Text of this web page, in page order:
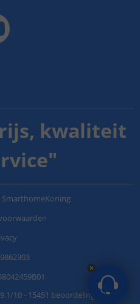
kwaliteit
"
SmarthomeKoning
9.1/10- 15451 beoordelingen